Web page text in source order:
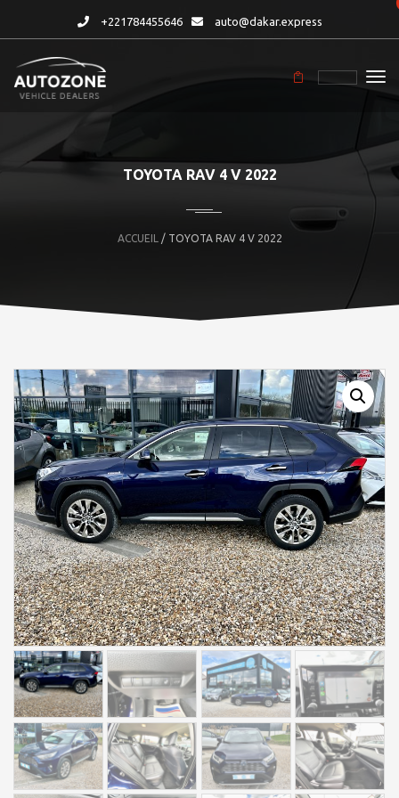
+221784455646 auto@dakar.express
TOYOTA RAV 4 V 2022
ACCUEIL / TOYOTA RAV 4 V 2022